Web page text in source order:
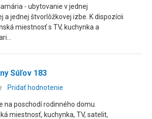
- ubytovanie v jednej
a jednej štvorlôžkovej izbe. K dispozícii
miestnosť s TV, kuchynka a
Súľov 183
Pridať hodnotenie
na poschodí rodinného domu.
miestnosť, kuchynka, TV, satelit,